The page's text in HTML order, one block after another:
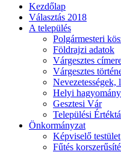
Kezdőlap
Választás 2018
A település
Polgármesteri
Földrajzi adatok
Várgesztes
Várgesztes
Nevezetességek,
Helyi
Gesztesi Vár
Települési
Önkormányzat
Képviselő testület
Fűtés